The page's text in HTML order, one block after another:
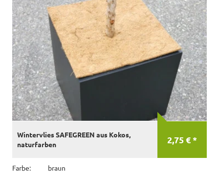
2,75 € *
Wintervlies SAFEGREEN aus Kokos,
naturfarben
Farbe: braun